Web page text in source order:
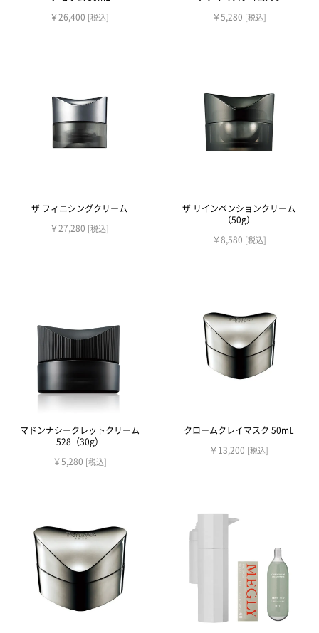
￥26,400 [税込] ￥5,280 [税込]
ザ フィニシングクリーム
￥27,280 [税込]
ザ リインベンションクリーム
（50g）
￥8,580 [税込]
マドンナシークレットクリーム
528（30g）
￥5,280 [税込]
クロームクレイマスク 50mL
￥13,200 [税込]